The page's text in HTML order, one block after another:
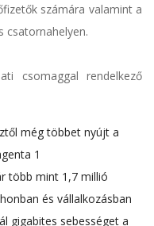
számára valamint a
csatornahelyen.
csomaggal rendelkező
még többet nyújt a
1
több mint 1,7 millió
és vállalkozásban
gigabites sebességet a